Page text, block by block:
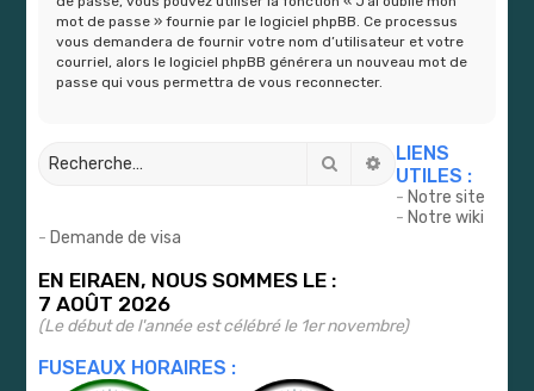
mot de passe » fournie par le logiciel phpBB. Ce processus
vous demandera de fournir votre nom d’utilisateur et votre
courriel, alors le logiciel phpBB générera un nouveau mot de
passe qui vous permettra de vous reconnecter.
RechercherRecherche
LIENS
UTILES :
- Notre site
- Notre wiki
- Demande de visa
EN EIRAEN, NOUS SOMMES LE :
7 AOÛT 2026
(Le début de l'année est célébré le 1er novembre)
FUSEAUX HORAIRES :